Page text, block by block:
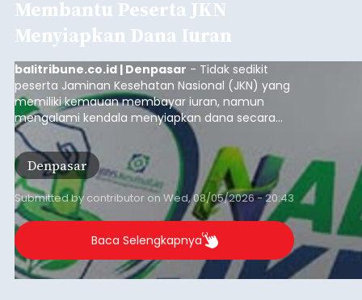
BI: Stabilitas Keuangan Bali
Triwulan I 2026 Terjaga,
Kredit Investasi dan UMKM
Penopang Utama
balitribune.co.id I Denpasar -Bank Indonesia
(BI) memastikan stabilitas sistem keuangan di
Provinsi Bali tetap terjaga pada triwulan I 2026.